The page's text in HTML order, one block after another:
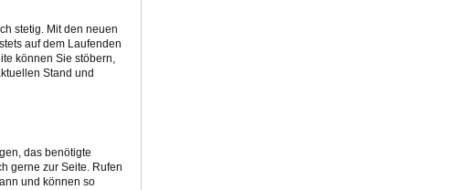
stetig. Mit den neuen
auf dem Laufenden
können Sie stöbern,
Stand und
das benötigte
gerne zur Seite. Rufen
und können so